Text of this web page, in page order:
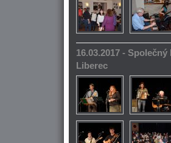
16.03.2017 -
Liberec